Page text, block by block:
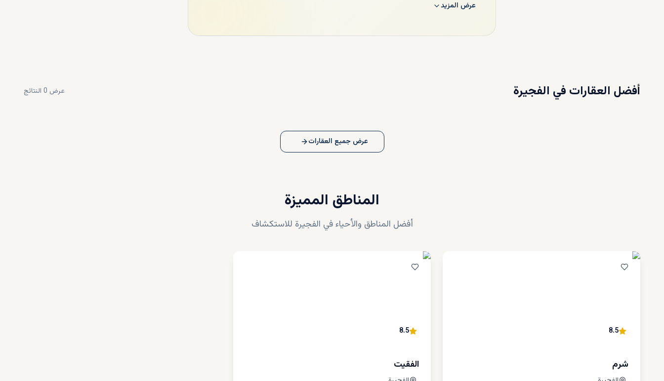
في ظل أنماط العرض والطلب الحالية، من المتوقع أن ينمو متوسط سعر الفلل المعروضة للبيع في
من الأمور التي تُعتقد خطأً عن الفجيرة بسبب بعدها الجغرافي عن دبي وأبوظبي، أنها تُشعر سكانها
ببعض العزلة. وفي الواقع، تتمتع الفجيرة بمطار دولي وميناء دولي وشبكة طرق ممتازة تربطها
بالشارقة ودبي. ولكن في الحقيقة، يكمن سحرها في طابعها الفريد أكثر منه في بنيتها التحتية
والتلوث المتواصلة.
ويمكن للسكان فيها بدء يومهم بنزهة على طول خليج عُمان أو المسارات الجبلية. ويستطيع
من أبرز مزايا الفلل المعروضة للبيع في الفجيرة تنوع مواقعها وخيارات نمط الحياة فيها وسهولة
الوصول إليها. فعلى عكس الإمارات الأخرى التي تُركز على الأبراج الشاهقة، تُوفر الفجيرة خيارات
العائلة. وتتميز كل منطقة بمزايا فريدة تناسب مختلف الميزانيات وأنماط الحياة وأهداف الاستثمار.
وإليك هنا ثلاثة من أفضل المواقع التي تستحق الاستكشاف:
عرض المزيد
أفضل العقارات في الفجيرة عرض 0 النتائج
عرض جميع العقارات
المناطق المميزة
أفضل المناطق والأحياء في الفجيرة للاستكشاف
8.5
شرم
8.5
الفقيت